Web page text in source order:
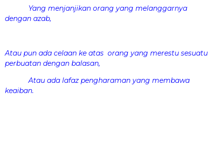
Yang menjanjikan orang yang melanggarnya
dengan azab,
Atau pun ada celaan ke atas orang yang merestu sesuatu
perbuatan dengan balasan,
Atau ada lafaz pengharaman yang membawa
keaiban.